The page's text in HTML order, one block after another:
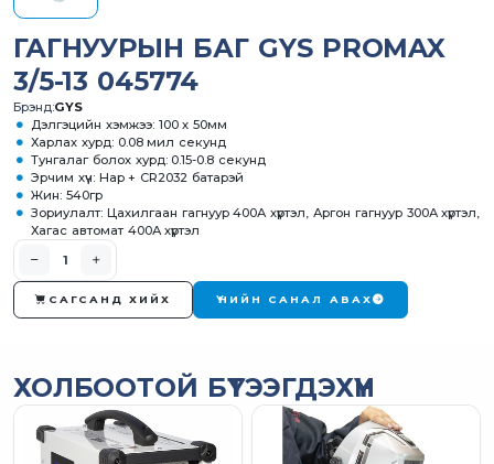
ГАГНУУРЫН БАГ GYS PROMAX
3/5-13 045774
Брэнд:GYS
Дэлгэцийн хэмжээ: 100 х 50мм
Харлах хурд: 0.08 мил секунд
Тунгалаг болох хурд: 0.15-0.8 секунд
Эрчим хүч: Нар + CR2032 батарэй
Жин: 540гр
Зориулалт: Цахилгаан гагнуур 400А хүртэл, Аргон гагнуур 300А хүртэл,
Хагас автомат 400А хүртэл
САГСАНД ХИЙХ ҮНИЙН САНАЛ АВАХ
ХОЛБООТОЙ БҮТЭЭГДЭХҮҮН